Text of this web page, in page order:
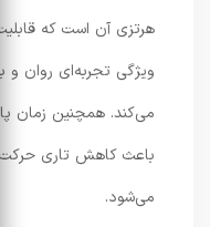
ویژگی تجربه‌ای روان و
باعث کاهش تاری
می‌شود.